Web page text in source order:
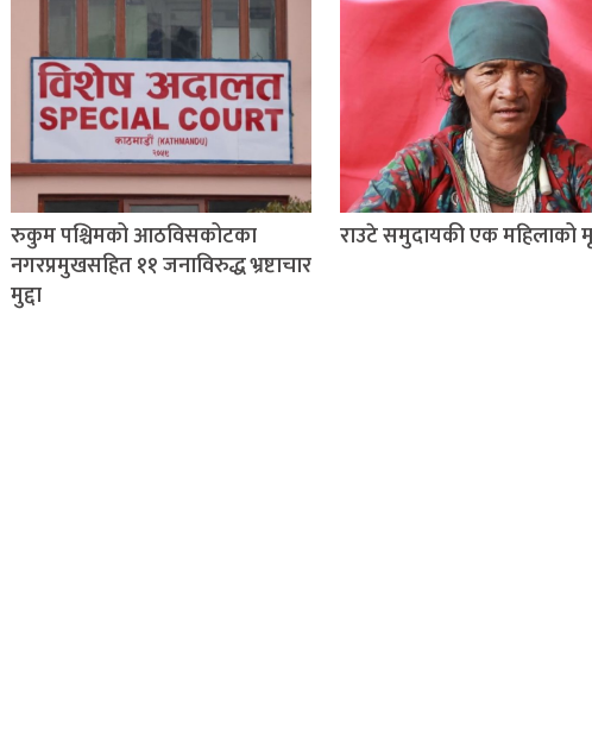
रुकुम पश्चिमको आठविसकोटका
नगरप्रमुखसहित ११ जनाविरुद्ध भ्रष्टाचार
मुद्दा
राउटे समुदायकी एक महिलाको